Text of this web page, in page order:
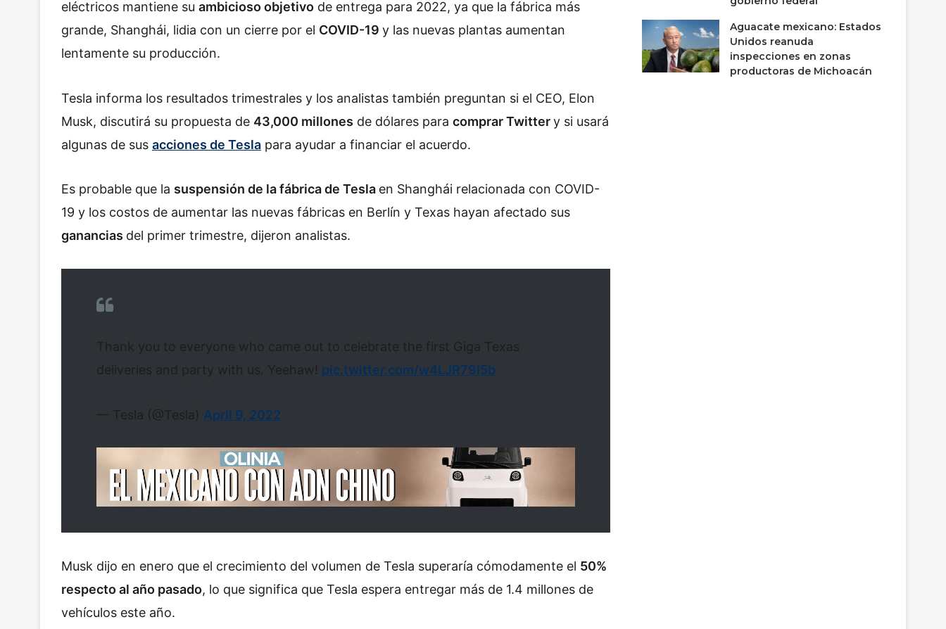
eléctricos mantiene su ambicioso objetivo de entrega para 2022, ya que la fábrica más
grande, Shanghái, lidia con un cierre por el COVID-19 y las nuevas plantas aumentan
lentamente su producción.
Tesla informa los resultados trimestrales y los analistas también preguntan si el CEO, Elon
Musk, discutirá su propuesta de 43,000 millones de dólares para comprar Twittery si usará
algunas de sus acciones de Tesla para ayudar a financiar el acuerdo.
Es probable que la suspensión de la fábrica de Tesla en Shanghái relacionada con COVID-
19 y los costos de aumentar las nuevas fábricas en Berlín y Texas hayan afectado sus
ganancias del primer trimestre, dijeron analistas.
Thank you to everyone who came out to celebrate the first Giga Texas
deliveries and party with us. Yeehaw! pic.twitter.com/w4LJR79l5b
— Tesla (@Tesla) April 9, 2022
Musk dijo en enero que el crecimiento del volumen de Tesla superaría cómodamente el 50%
respecto al año pasado, lo que significa que Tesla espera entregar más de 1.4 millones de
vehículos este año.
Aguacate mexicano: Estados
Unidos reanuda
inspecciones en zonas
productoras de Michoacán